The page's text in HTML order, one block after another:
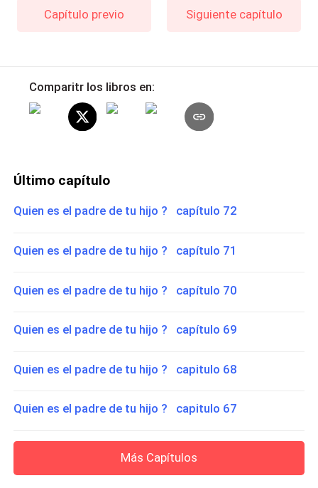
Capítulo previo Siguiente capítulo
Comparitr los libros en:
Último capítulo
Quien es el padre de tu hijo ? capítulo 72
Quien es el padre de tu hijo ? capítulo 71
Quien es el padre de tu hijo ? capítulo 70
Quien es el padre de tu hijo ? capítulo 69
Quien es el padre de tu hijo ? capitulo 68
Quien es el padre de tu hijo ? capitulo 67
Más Capítulos